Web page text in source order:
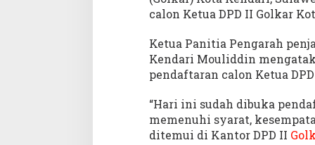
a
e
i
o
e
2
0
calon Ketua DPD II Golkar
Ketua Panitia Pengarah
Kendari Mouliddin
pendaftaran calon Ketua
“Hari ini sudah dibuka
memenuhi syarat,
ditemui di Kantor DPD II